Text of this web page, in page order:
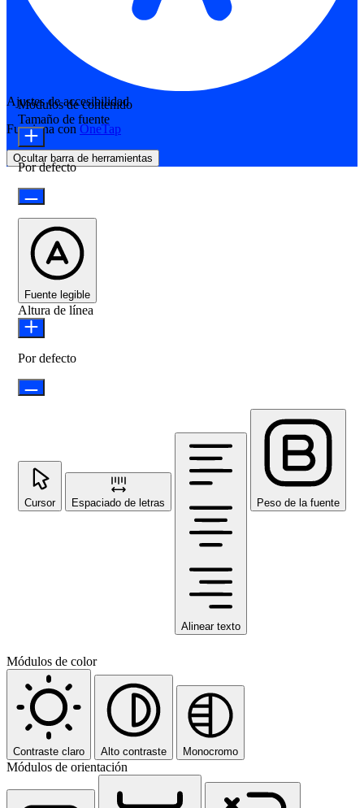
Ajustes de accesibilidad
Funciona con OneTap
Ocultar barra de herramientas
Módulos de contenido
Tamaño de fuente
Por defecto
Fuente legible
Altura de línea
Por defecto
Cursor Espaciado de letras
Alinear texto
Peso de la fuente
Módulos de color
Contraste claro Alto contraste Monocromo
Módulos de orientación